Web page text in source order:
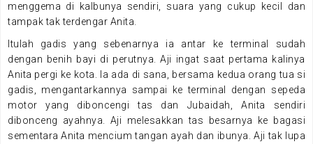
menggema di kalbunya sendiri, suara yang cukup kecil dan
tampak tak terdengar Anita.
Itulah gadis yang sebenarnya ia antar ke terminal sudah
dengan benih bayi di perutnya. Aji ingat saat pertama kalinya
Anita pergi ke kota. Ia ada di sana, bersama kedua orang tua si
gadis, mengantarkannya sampai ke terminal dengan sepeda
motor yang diboncengi tas dan Jubaidah, Anita sendiri
dibonceng ayahnya. Aji melesakkan tas besarnya ke bagasi
sementara Anita mencium tangan ayah dan ibunya. Aji tak lupa